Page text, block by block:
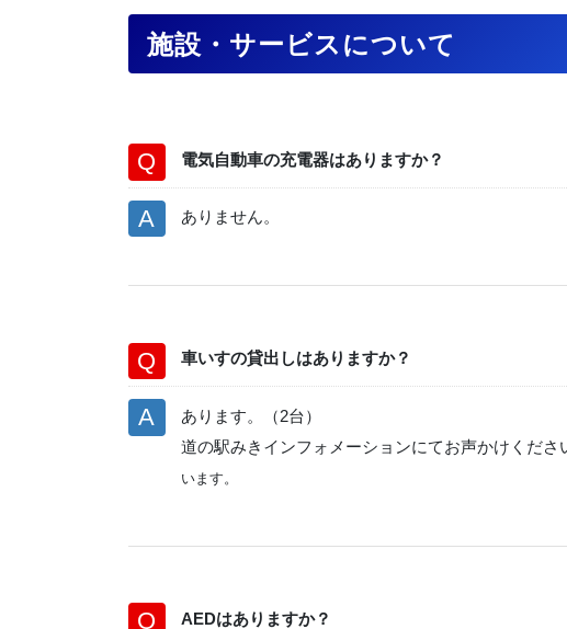
施設・サービスについて
電気自動車の充電器はありますか？
ありません。
車いすの貸出しはありますか？
あります。（2台）
道の駅みきインフォメーションにてお声かけくだ
います。
AEDはありますか？